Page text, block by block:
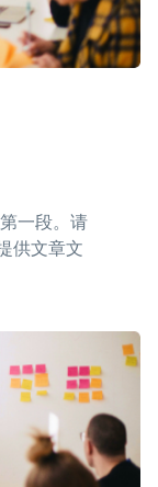
一段。请
供文章文